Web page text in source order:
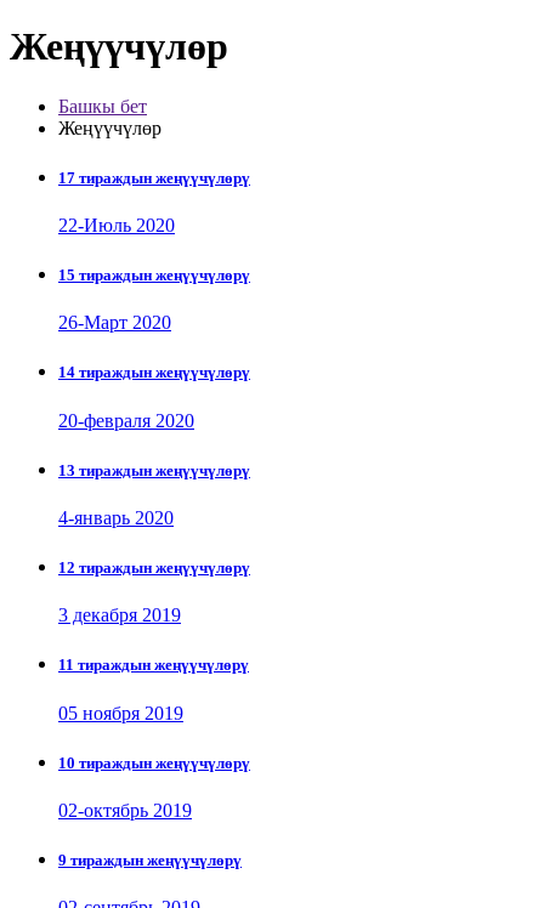
Жеңүүчүлөр
Башкы бет
Жеңүүчүлөр
17 тираждын жеңүүчүлөрү
22-Июль 2020
15 тираждын жеңүүчүлөрү
26-Март 2020
14 тираждын жеңүүчүлөрү
20-февраля 2020
13 тираждын жеңүүчүлөрү
4-январь 2020
12 тираждын жеңүүчүлөрү
3 декабря 2019
11 тираждын жеңүүчүлөрү
05 ноября 2019
10 тираждын жеңүүчүлөрү
02-октябрь 2019
9 тираждын жеңүүчүлөрү